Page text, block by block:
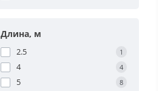
Длина, м
2.5 1
4 4
5 8